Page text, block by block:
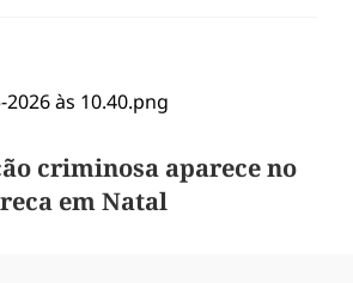
criminosa aparece no
em Natal